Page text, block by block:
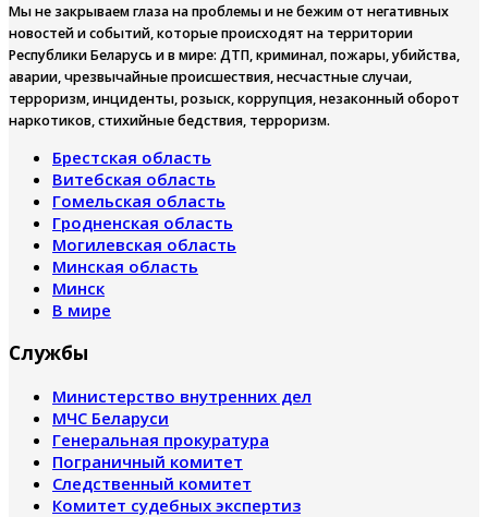
Мы не закрываем глаза на проблемы и не бежим от негативных
новостей и событий, которые происходят на территории
Республики Беларусь и в мире: ДТП, криминал, пожары, убийства,
аварии, чрезвычайные происшествия, несчастные случаи,
терроризм, инциденты, розыск, коррупция, незаконный оборот
наркотиков, стихийные бедствия, терроризм.
Брестская область
Витебская область
Гомельская область
Гродненская область
Могилевская область
Минская область
Минск
В мире
Службы
Министерство внутренних дел
МЧС Беларуси
Генеральная прокуратура
Пограничный комитет
Следственный комитет
Комитет судебных экспертиз